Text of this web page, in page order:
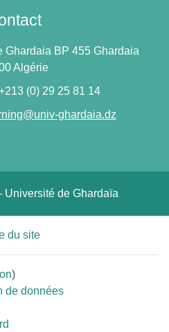
Ghardaia BP 455 Ghardaia
Algérie
(0) 29 25 81 14
ghardaia.dz
de Ghardaïa
du site
)
de données